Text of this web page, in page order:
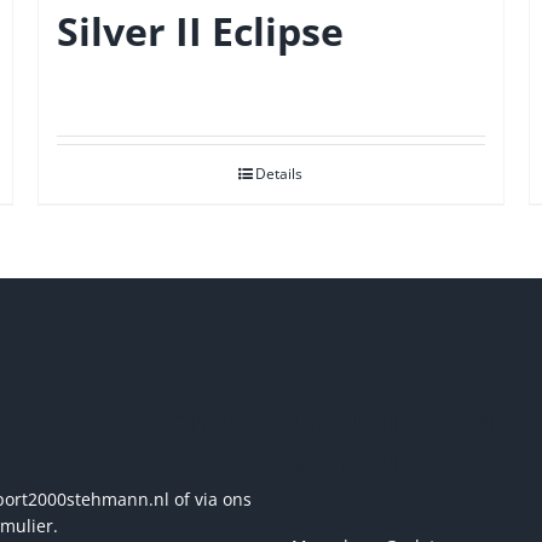
Silver II Eclipse
Details
of via ons